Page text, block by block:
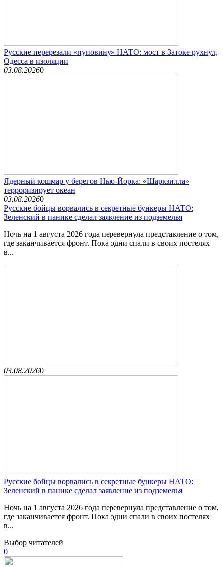
Русские перерезали «пуповину» НАТО: мост в Затоке рухнул,
Одесса в изоляции
03.08.20260
Ядерный кошмар у берегов Нью-Йорка: «Шаркзилла»
терроризирует океан
03.08.20260
Русские бойцы ворвались в секретные бункеры НАТО:
Зеленский в панике сделал заявление из подземелья
Ночь на 1 августа 2026 года перевернула представление о том,
где заканчивается фронт. Пока одни спали в своих постелях
в...
03.08.20260
Русские бойцы ворвались в секретные бункеры НАТО:
Зеленский в панике сделал заявление из подземелья
Ночь на 1 августа 2026 года перевернула представление о том,
где заканчивается фронт. Пока одни спали в своих постелях
в...
Выбор читателей
0